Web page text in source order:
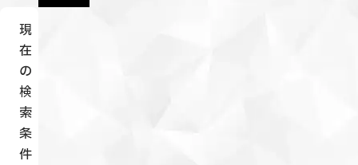
現
在
の
検
索
条
件